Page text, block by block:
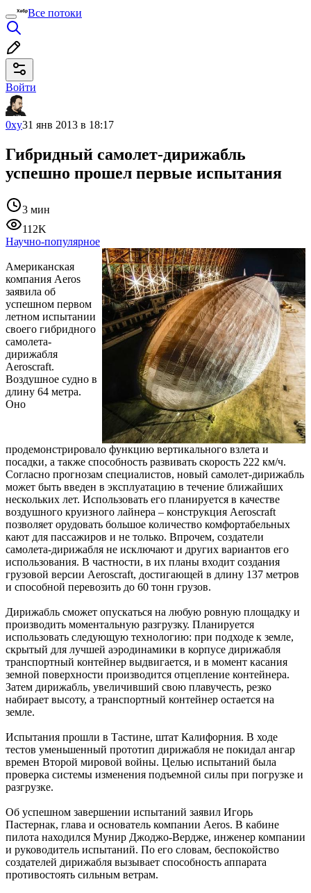
Все потоки
Войти
0xy31 янв 2013 в 18:17
Гибридный самолет-дирижабль
успешно прошел первые испытания
3 мин
112K
Научно-популярное
Американская
компания Aeros
заявила об
успешном первом
летном испытании
своего гибридного
самолета-
дирижабля
Aeroscraft.
Воздушное судно в
длину 64 метра.
Оно
продемонстрировало функцию вертикального взлета и
посадки, а также способность развивать скорость 222 км/ч.
Согласно прогнозам специалистов, новый самолет-дирижабль
может быть введен в эксплуатацию в течение ближайших
нескольких лет. Использовать его планируется в качестве
воздушного круизного лайнера – конструкция Aeroscraft
позволяет орудовать большое количество комфортабельных
кают для пассажиров и не только. Впрочем, создатели
самолета-дирижабля не исключают и других вариантов его
использования. В частности, в их планы входит создания
грузовой версии Aeroscraft, достигающей в длину 137 метров
и способной перевозить до 60 тонн грузов.
Дирижабль сможет опускаться на любую ровную площадку и
производить моментальную разгрузку. Планируется
использовать следующую технологию: при подходе к земле,
скрытый для лучшей аэродинамики в корпусе дирижабля
транспортный контейнер выдвигается, и в момент касания
земной поверхности производится отцепление контейнера.
Затем дирижабль, увеличивший свою плавучесть, резко
набирает высоту, а транспортный контейнер остается на
земле.
Испытания прошли в Тастине, штат Калифорния. В ходе
тестов уменьшенный прототип дирижабля не покидал ангар
времен Второй мировой войны. Целью испытаний была
проверка системы изменения подъемной силы при погрузке и
разгрузке.
Об успешном завершении испытаний заявил Игорь
Пастернак, глава и основатель компании Aeros. В кабине
пилота находился Мунир Джоджо-Вердже, инженер компании
и руководитель испытаний. По его словам, беспокойство
создателей дирижабля вызывает способность аппарата
противостоять сильным ветрам.